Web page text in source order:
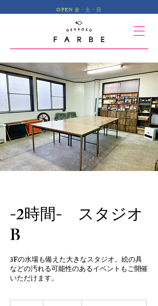
OPEN 金・土・日
-2時間- スタジオ
B
3Fの水場も備えた大きなスタジオ。絵の具
などの汚れる可能性のあるイベントもご開催
いただけます。